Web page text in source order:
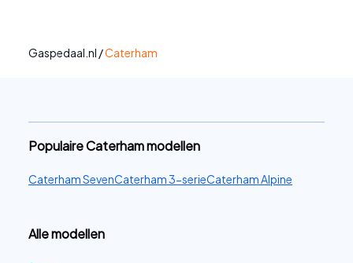
Gaspedaal.nl /Caterham
Populaire Caterham modellen
Caterham SevenCaterham 3-serieCaterham Alpine
Alle modellen